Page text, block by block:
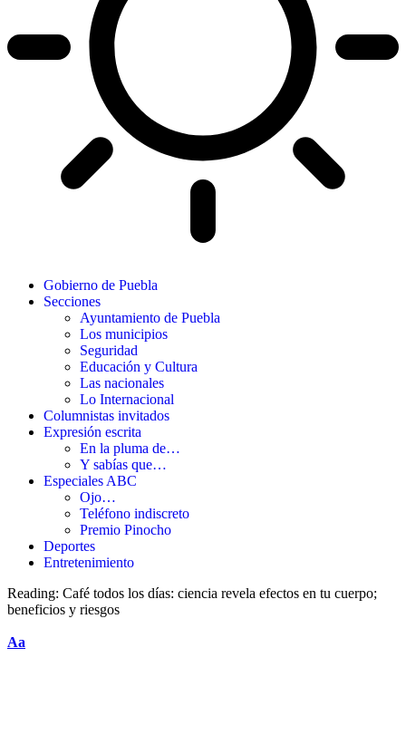
Gobierno de Puebla
Secciones
Ayuntamiento de Puebla
Los municipios
Seguridad
Educación y Cultura
Las nacionales
Lo Internacional
Columnistas invitados
Expresión escrita
En la pluma de…
Y sabías que…
Especiales ABC
Ojo…
Teléfono indiscreto
Premio Pinocho
Deportes
Entretenimiento
Reading: Café todos los días: ciencia revela efectos en tu cuerpo;
beneficios y riesgos
Aa